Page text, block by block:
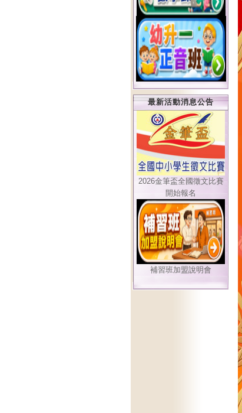
最新活動消息公告
2026金筆盃全國徵文比賽
開始報名
補習班加盟說明會